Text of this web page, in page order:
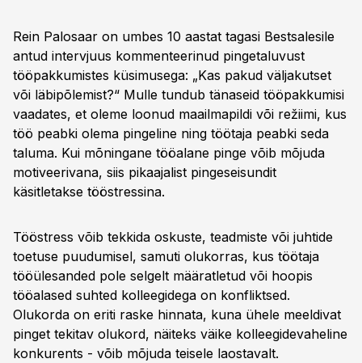
Rein Palosaar on umbes 10 aastat tagasi Bestsalesile
antud intervjuus kommenteerinud pingetaluvust
tööpakkumistes küsimusega: „Kas pakud väljakutset
või läbipõlemist?“ Mulle tundub tänaseid tööpakkumisi
vaadates, et oleme loonud maailmapildi või režiimi, kus
töö peabki olema pingeline ning töötaja peabki seda
taluma. Kui mõningane tööalane pinge võib mõjuda
motiveerivana, siis pikaajalist pingeseisundit
käsitletakse tööstressina.
Tööstress võib tekkida oskuste, teadmiste või juhtide
toetuse puudumisel, samuti olukorras, kus töötaja
tööülesanded pole selgelt määratletud või hoopis
tööalased suhted kolleegidega on konfliktsed.
Olukorda on eriti raske hinnata, kuna ühele meeldivat
pinget tekitav olukord, näiteks väike kolleegidevaheline
konkurents - võib mõjuda teisele laostavalt.